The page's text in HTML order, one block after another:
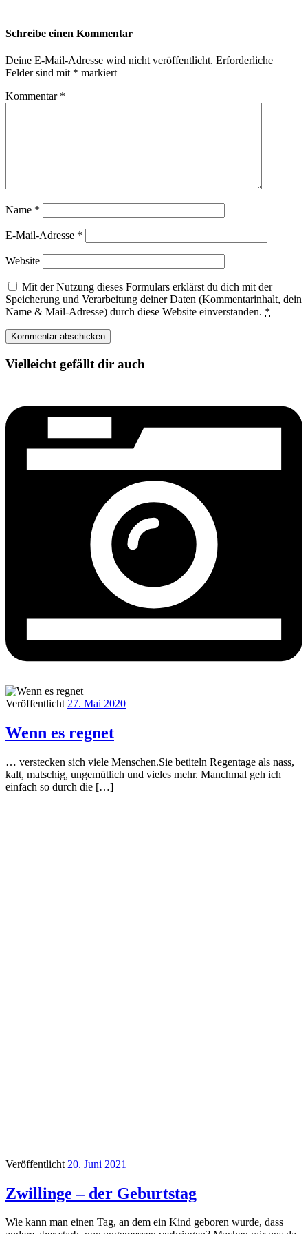
Schreibe einen Kommentar
Deine E-Mail-Adresse wird nicht veröffentlicht. Erforderliche
Felder sind mit * markiert
Kommentar *
Name *
E-Mail-Adresse *
Website
Mit der Nutzung dieses Formulars erklärst du dich mit der
Speicherung und Verarbeitung deiner Daten (Kommentarinhalt, dein
Name & Mail-Adresse) durch diese Website einverstanden. *
Vielleicht gefällt dir auch
Veröffentlicht 27. Mai 2020
Wenn es regnet
… verstecken sich viele Menschen.Sie betiteln Regentage als nass,
kalt, matschig, ungemütlich und vieles mehr. Manchmal geh ich
einfach so durch die […]
Veröffentlicht 20. Juni 2021
Zwillinge – der Geburtstag
Wie kann man einen Tag, an dem ein Kind geboren wurde, dass